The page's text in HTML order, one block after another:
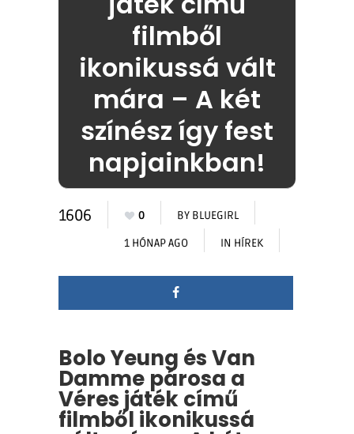
filmből
ikonikussá vált
mára – A két
színész így fest
napjainkban!
1606 0 BY BLUEGIRL
1 HÓNAP AGO IN HÍREK
Bolo Yeung és Van
Damme párosa a
Véres játék című
filmből ikonikussá